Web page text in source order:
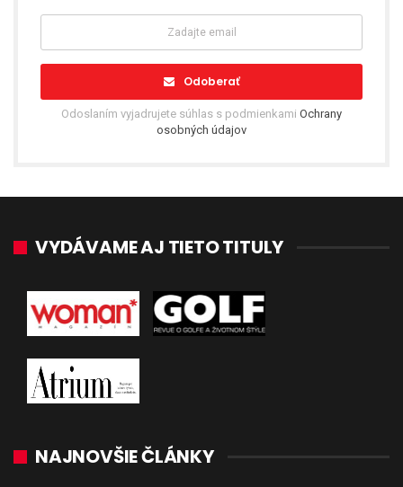
Odoberať
Odoslaním vyjadrujete súhlas s podmienkami Ochrany
osobných údajov
VYDÁVAME AJ TIETO TITULY
NAJNOVŠIE ČLÁNKY